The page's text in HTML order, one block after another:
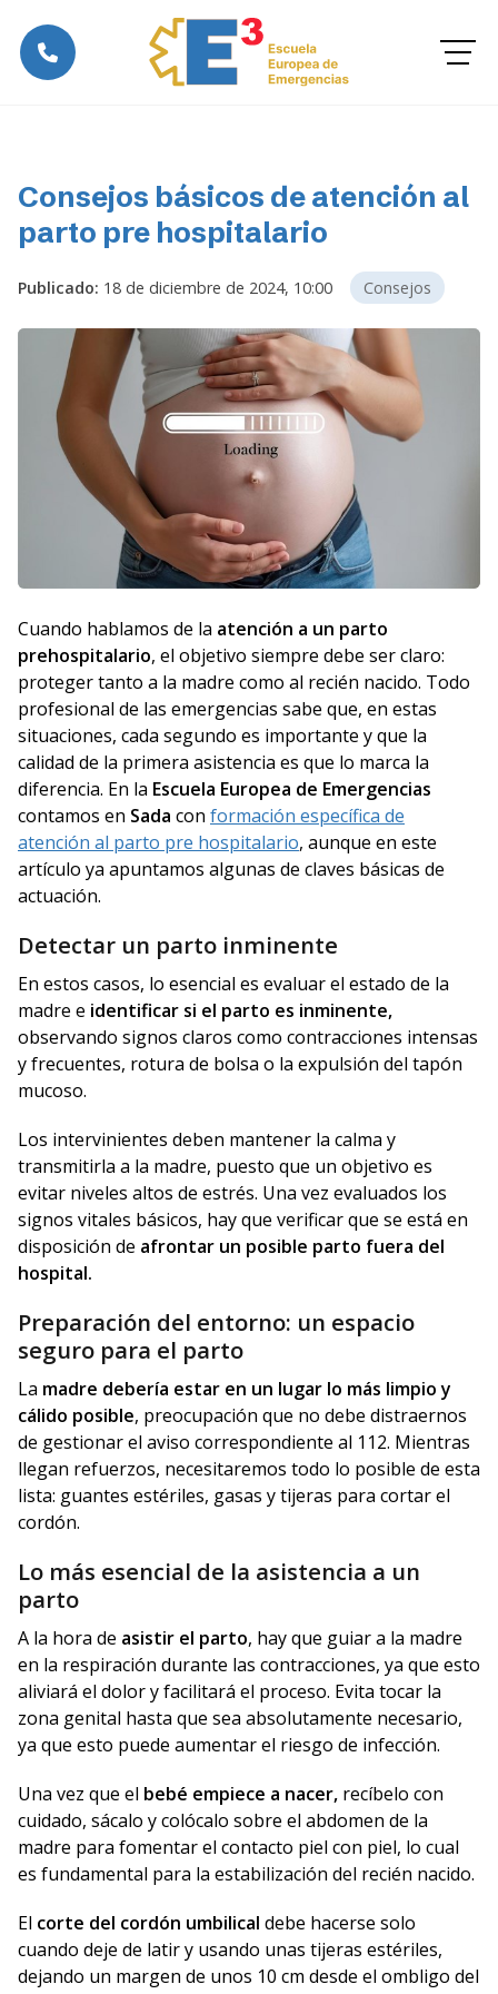
Consejos básicos de atención al
parto pre hospitalario
Publicado: 18 de diciembre de 2024, 10:00 Consejos
Cuando hablamos de la atención a un parto
prehospitalario, el objetivo siempre debe ser claro:
proteger tanto a la madre como al recién nacido. Todo
profesional de las emergencias sabe que, en estas
situaciones, cada segundo es importante y que la
calidad de la primera asistencia es que lo marca la
diferencia. En la Escuela Europea de Emergencias
contamos en Sada con formación específica de
atención al parto pre hospitalario, aunque en este
artículo ya apuntamos algunas de claves básicas de
actuación.
Detectar un parto inminente
En estos casos, lo esencial es evaluar el estado de la
madre e identificar si el parto es inminente,
observando signos claros como contracciones intensas
y frecuentes, rotura de bolsa o la expulsión del tapón
mucoso.
Los intervinientes deben mantener la calma y
transmitirla a la madre, puesto que un objetivo es
evitar niveles altos de estrés. Una vez evaluados los
signos vitales básicos, hay que verificar que se está en
disposición de afrontar un posible parto fuera del
hospital.
Preparación del entorno: un espacio
seguro para el parto
La madre debería estar en un lugar lo más limpio y
cálido posible, preocupación que no debe distraernos
de gestionar el aviso correspondiente al 112. Mientras
llegan refuerzos, necesitaremos todo lo posible de esta
lista: guantes estériles, gasas y tijeras para cortar el
cordón.
Lo más esencial de la asistencia a un
parto
A la hora de asistir el parto, hay que guiar a la madre
en la respiración durante las contracciones, ya que esto
aliviará el dolor y facilitará el proceso. Evita tocar la
zona genital hasta que sea absolutamente necesario,
ya que esto puede aumentar el riesgo de infección.
Una vez que el bebé empiece a nacer, recíbelo con
cuidado, sácalo y colócalo sobre el abdomen de la
madre para fomentar el contacto piel con piel, lo cual
es fundamental para la estabilización del recién nacido.
El corte del cordón umbilical debe hacerse solo
cuando deje de latir y usando unas tijeras estériles,
dejando un margen de unos 10 cm desde el ombligo del